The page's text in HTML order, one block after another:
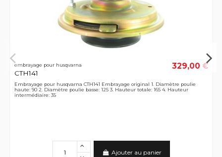
embrayage pour husqvarna
CTH141
329,00 €
Embrayage pour husqvarna CTH141 Embrayage original 1. Diamètre poulie
haute: 90 2. Diamètre poulie basse: 125 3. Hauteur totale: 165 4. Hauteur
intermédiaire: 35
Ajouter au panier